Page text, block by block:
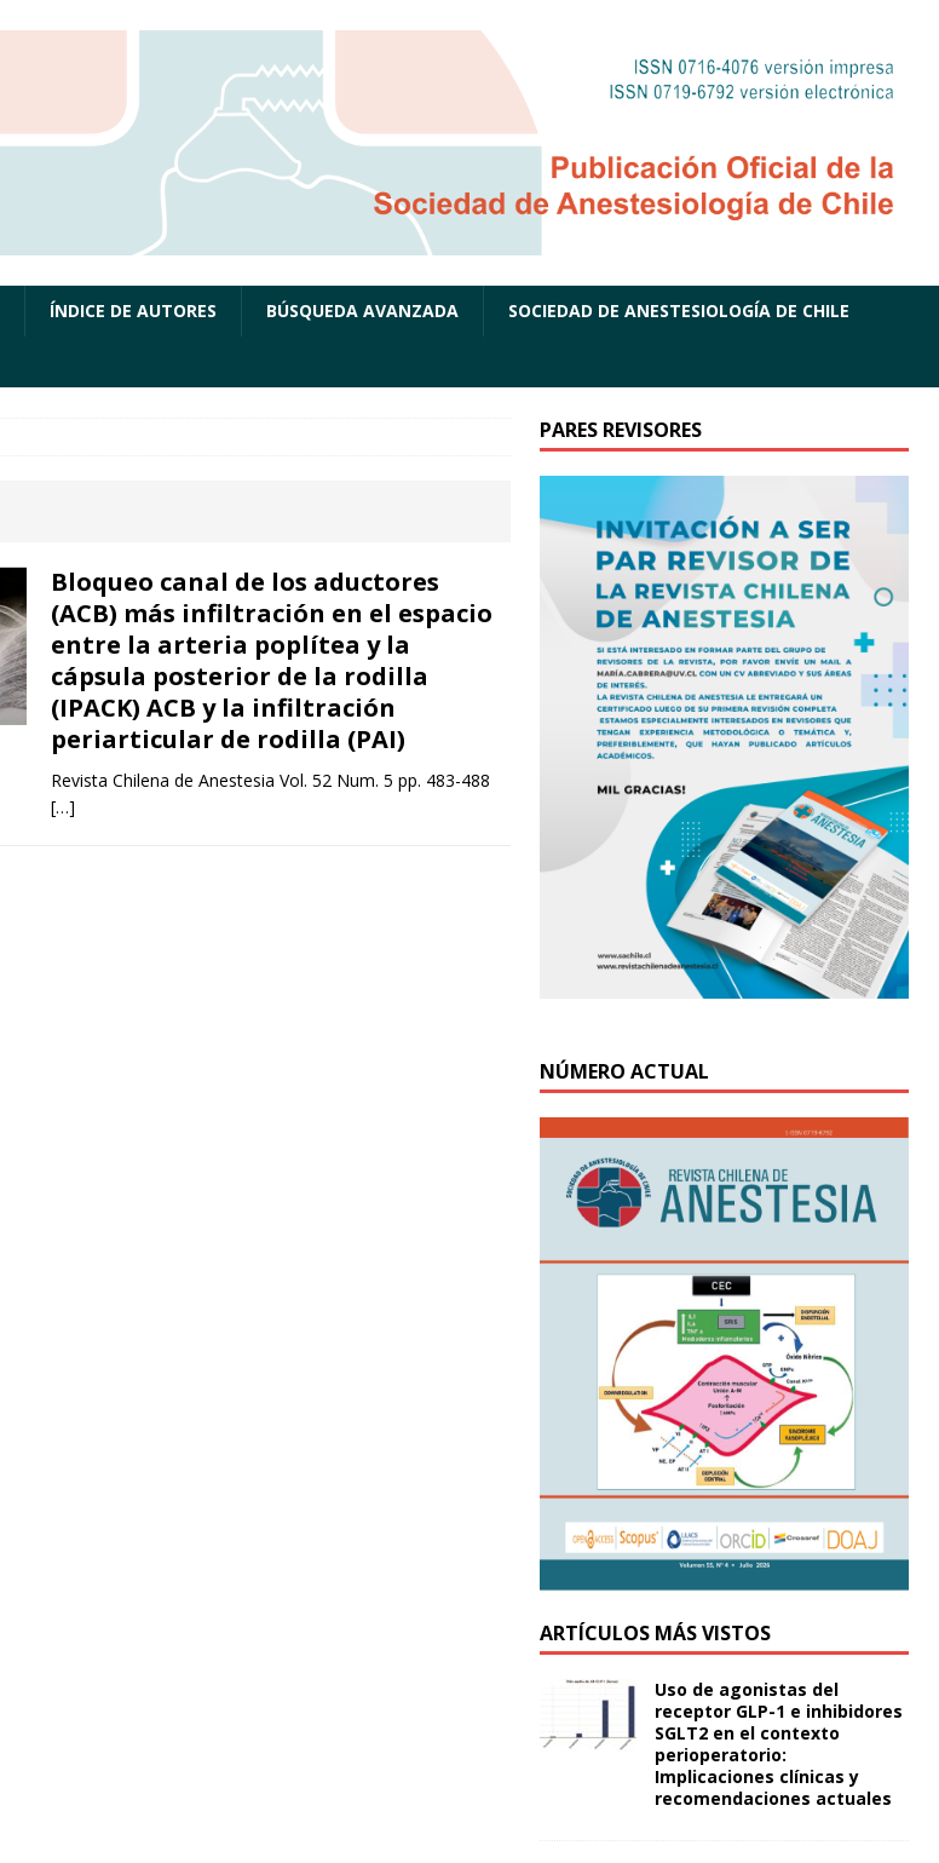
ÍNDICE DE AUTORES BÚSQUEDA AVANZADA SOCIEDAD DE ANESTESIOLOGÍA DE CHILE
Bloqueo canal de los aductores
(ACB) más infiltración en el espacio
entre la arteria poplítea y la
cápsula posterior de la rodilla
(IPACK) ACB y la infiltración
periarticular de rodilla (PAI)
Revista Chilena de Anestesia Vol. 52 Num. 5 pp. 483-488
[…]
PARES REVISORES
NÚMERO ACTUAL
ARTÍCULOS MÁS VISTOS
Uso de agonistas del
receptor GLP-1 e inhibidores
SGLT2 en el contexto
perioperatorio:
Implicaciones clínicas y
recomendaciones actuales